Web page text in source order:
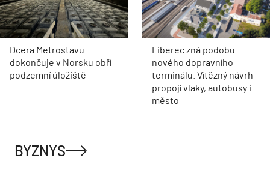
Dcera Metrostavu
dokončuje v Norsku obří
podzemní úložiště
Liberec zná podobu
nového dopravního
terminálu. Vítězný návrh
propojí vlaky, autobusy i
město
BYZNYS